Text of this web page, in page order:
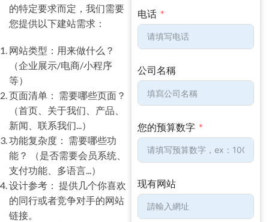
的特定要求而定，我们需要
您提供以下建站需求：
网站类型：用来做什么？
（企业展示/电商/小程序
等）
页面清单： 需要哪些页面？
（首页、关于我们、产品、
新闻、联系我们...）
功能复杂度： 需要哪些功
能？ （是否需要会员系统、
支付功能、多语言...）
设计参考： 提供几个你喜欢
的同行或者竞争对手的网站
链接。
电话
公司名稱
您的预算数字
现有网站